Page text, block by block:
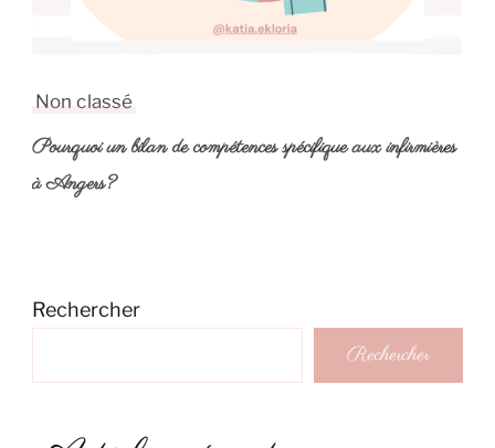
Non classé
Pourquoi un bilan de compétences spécifique aux infirmières
à Angers?
Rechercher
Rechercher